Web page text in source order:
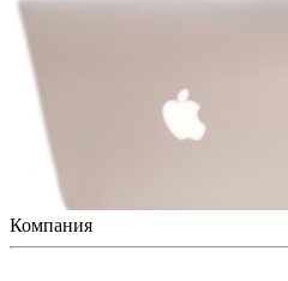
Компания